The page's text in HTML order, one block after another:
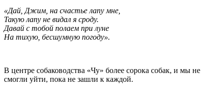
«Дай, Джим, на счастье лапу мне,
Такую лапу не видал я сроду.
Давай с тобой полаем при луне
На тихую, бесшумную погоду».
В центре собаководства «Чу» более сорока собак, и мы не
смогли уйти, пока не зашли к каждой.